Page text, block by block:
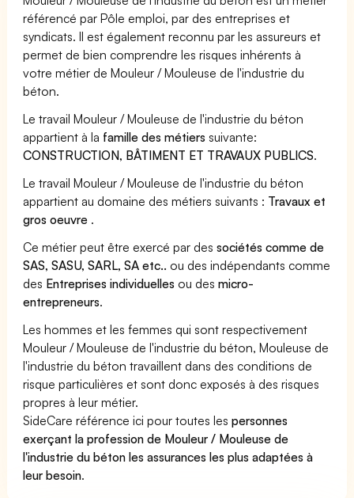
référencé par Pôle emploi, par des entreprises et
syndicats. Il est également reconnu par les assureurs et
permet de bien comprendre les risques inhérents à
votre métier de Mouleur / Mouleuse de l'industrie du
béton.
Le travail Mouleur / Mouleuse de l'industrie du béton
appartient à la famille des métiers suivante:
CONSTRUCTION, BÂTIMENT ET TRAVAUX PUBLICS.
Le travail Mouleur / Mouleuse de l'industrie du béton
appartient au domaine des métiers suivants : Travaux et
gros oeuvre .
Ce métier peut être exercé par dessociétés comme de
SAS, SASU, SARL, SA etc.. ou des indépendants comme
des Entreprises individuelles ou desmicro-
entrepreneurs.
Les hommes et les femmes qui sont respectivement
Mouleur / Mouleuse de l'industrie du béton, Mouleuse de
l'industrie du béton travaillent dans des conditions de
risque particulières et sont donc exposés à des risques
propres à leur métier.
SideCare référence ici pour toutes lespersonnes
exerçant la profession de Mouleur / Mouleuse de
l'industrie du béton les assurances les plus adaptées à
leur besoin.